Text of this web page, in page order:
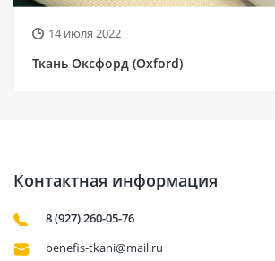
14 июля 2022
Ткань Оксфорд (Oxford)
Контактная информация
8 (927) 260-05-76
benefis-tkani@mail.ru